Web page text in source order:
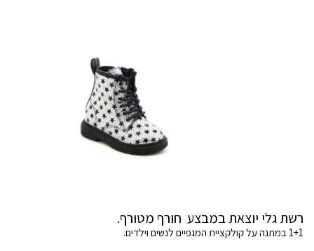
רשת גלי יוצאת במבצע חורף מטורף.
1+1 במתנה על קולקציית המגפיים לנשים וילדים.